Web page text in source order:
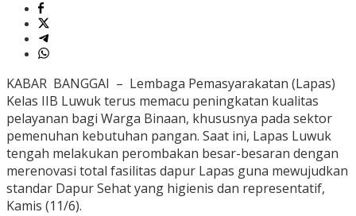
KABAR BANGGAI – Lembaga Pemasyarakatan (Lapas)
Kelas IIB Luwuk terus memacu peningkatan kualitas
pelayanan bagi Warga Binaan, khususnya pada sektor
pemenuhan kebutuhan pangan. Saat ini, Lapas Luwuk
tengah melakukan perombakan besar-besaran dengan
merenovasi total fasilitas dapur Lapas guna mewujudkan
standar Dapur Sehat yang higienis dan representatif,
Kamis (11/6).